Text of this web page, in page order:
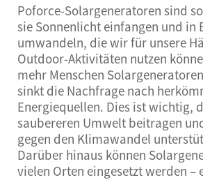
Poforce-Solargeneratoren sind
sie Sonnenlicht einfangen und in
umwandeln, die wir für unsere
Outdoor-Aktivitäten nutzen
mehr Menschen
sinkt die Nachfrage nach
Energiequellen. Dies ist wichtig,
saubereren Umwelt beitragen
gegen den Klimawandel
Darüber hinaus können
vielen Orten eingesetzt werden –